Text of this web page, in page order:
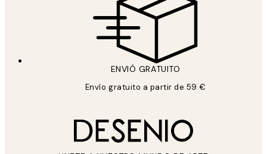
ENVIÓ GRATUITO
Envío gratuito a partir de 59 €